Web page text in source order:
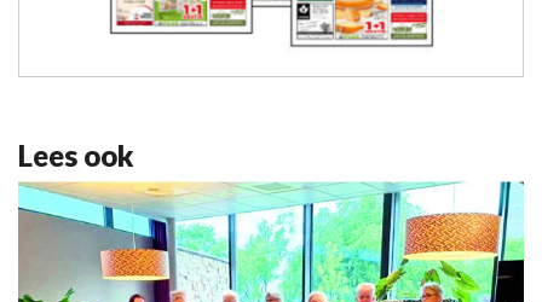
Lees ook